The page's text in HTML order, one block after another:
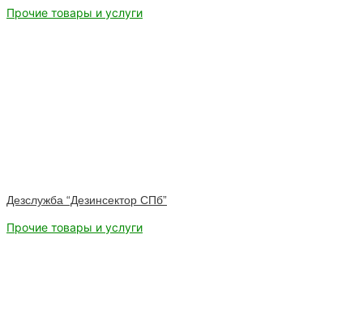
Прочие товары и услуги
Дезслужба “Дезинсектор СПб”
Прочие товары и услуги